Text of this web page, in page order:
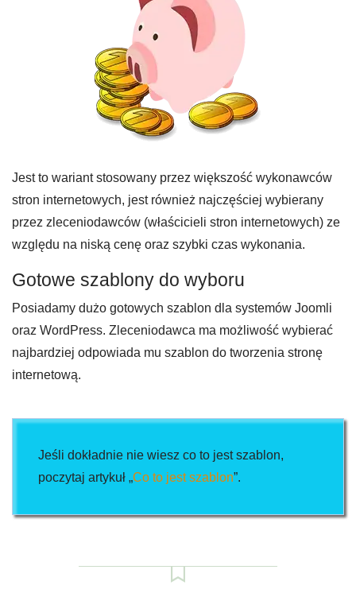
Jest to wariant stosowany przez większość wykonawców
stron internetowych, jest również najczęściej wybierany
przez zleceniodawców (właścicieli stron internetowych) ze
względu na niską cenę oraz szybki czas wykonania.
Gotowe szablony do wyboru
Posiadamy dużo gotowych szablon dla systemów Joomli
oraz WordPress. Zleceniodawca ma możliwość wybierać
najbardziej odpowiada mu szablon do tworzenia stronę
internetową.
Jeśli dokładnie nie wiesz co to jest szablon,
poczytaj artykuł „Co to jest szablon”.